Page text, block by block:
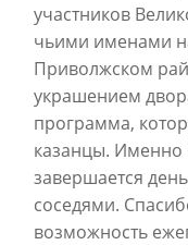
участников
чьими именами
Приволжском
украшением
программа,
казанцы. Именно
завершается
соседями.
возможность